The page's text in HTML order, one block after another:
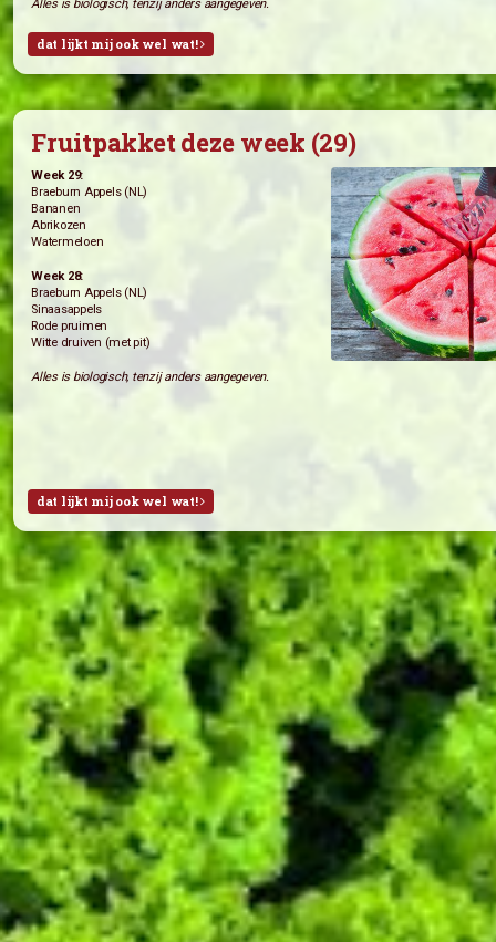
Tuinbonen (’t Vreebroek)
Courgette (’t Vreebroek)
Andijvie (de Witte Raaf)
Broccoli
Bos ui (de Witte Raaf)
Alles is biologisch, tenzij anders aangegeven.
dat lijkt mij ook wel wat!
Fruitpakket deze week (29)
Bananen
Abrikozen
Watermeloen
Week 28:
Braeburn Appels (NL)
Sinaasappels
Rode pruimen
Witte druiven (met pit)
Alles is biologisch, tenzij anders aangegeven.
dat lijkt mij ook wel wat!